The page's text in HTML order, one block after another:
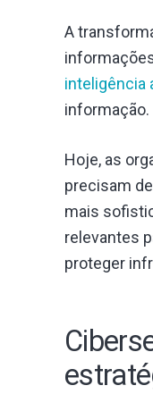
A
inteligência
informação.
Hoje, as
precisam
mais
relevantes
proteger